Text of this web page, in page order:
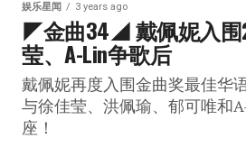
娱乐星闻 3 years ago
◤金曲34◢ 戴佩妮入围
莹、A-Lin争歌后
戴佩妮再度入围金曲奖最佳华
与徐佳莹、洪佩瑜、郁可唯和
座！